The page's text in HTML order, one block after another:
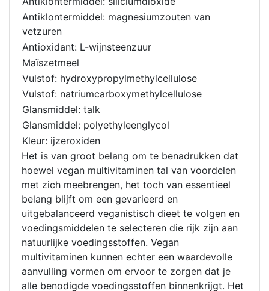
Antiklontermiddel: magnesiumzouten van
vetzuren
Antioxidant: L-wijnsteenzuur
Maïszetmeel
Vulstof: hydroxypropylmethylcellulose
Vulstof: natriumcarboxymethylcellulose
Glansmiddel: talk
Glansmiddel: polyethyleenglycol
Kleur: ijzeroxiden
Het is van groot belang om te benadrukken dat
hoewel vegan multivitaminen tal van voordelen
met zich meebrengen, het toch van essentieel
belang blijft om een gevarieerd en
uitgebalanceerd veganistisch dieet te volgen en
voedingsmiddelen te selecteren die rijk zijn aan
natuurlijke voedingsstoffen. Vegan
multivitaminen kunnen echter een waardevolle
aanvulling vormen om ervoor te zorgen dat je
alle benodigde voedingsstoffen binnenkrijgt. Het